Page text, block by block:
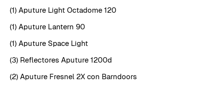
(1) Aputure Light Octadome 120
(1) Aputure Lantern 90
(1) Aputure Space Light
(3) Reflectores Aputure 1200d
(2) Aputure Fresnel 2X con Barndoors